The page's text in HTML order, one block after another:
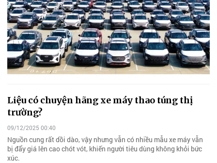
Liệu có chuyện hãng xe máy thao túng thị
trường?
09/12/2025 00:40
Nguồn cung rất dồi dào, vậy nhưng vẫn có nhiều mẫu xe máy vẫn
bị đẩy giá lên cao chót vót, khiến người tiêu dùng không khỏi bức
xúc.